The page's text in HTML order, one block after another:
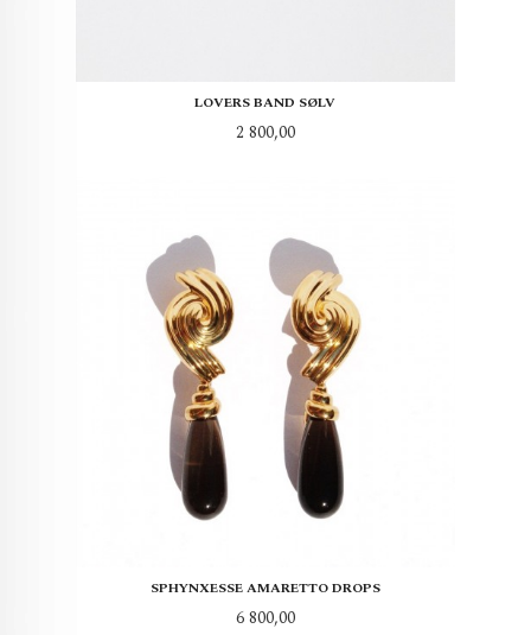
LOVERS BAND SØLV
Pris
2 800,00
SPHYNXESSE AMARETTO DROPS
Pris
6 800,00